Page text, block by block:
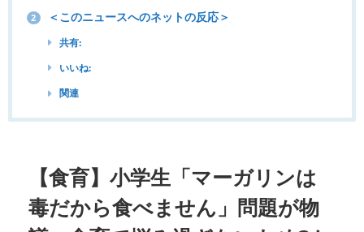
2 ＜このニュースへのネットの反応＞
共有:
いいね:
関連
【食育】小学生「マーガリンは
毒だから食べません」問題が物